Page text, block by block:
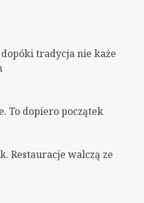
tradycja nie każe
To dopiero początek
Restauracje walczą ze